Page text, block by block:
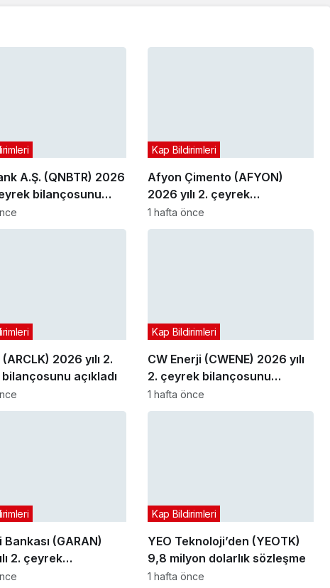
A.Ş. (QNBTR) 2026
bilançosunu
Afyon Çimento (AFYON)
2026 yılı 2. çeyrek
bilançosunu açıkladı
Kap Bildirimleri
1 hafta önce
2026 yılı 2.
açıkladı
CW Enerji (CWENE) 2026 yılı
2. çeyrek bilançosunu
açıkladı
Kap Bildirimleri
1 hafta önce
(GARAN)
2. çeyrek
açıkladı
YEO Teknoloji’den (YEOTK)
9,8 milyon dolarlık sözleşme
Kap Bildirimleri
1 hafta önce